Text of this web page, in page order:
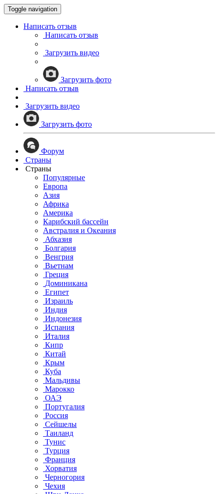
Toggle navigation
Написать отзыв
Написать отзыв
Загрузить видео
Загрузить фото
Написать отзыв
Загрузить видео
Загрузить фото
Форум
Страны
Страны
Популярные
Европа
Азия
Африка
Америка
Карибский бассейн
Австралия и Океания
Абхазия
Болгария
Венгрия
Вьетнам
Греция
Доминикана
Египет
Израиль
Индия
Индонезия
Испания
Италия
Кипр
Китай
Крым
Куба
Мальдивы
Марокко
ОАЭ
Португалия
Россия
Сейшелы
Таиланд
Тунис
Турция
Франция
Хорватия
Черногория
Чехия